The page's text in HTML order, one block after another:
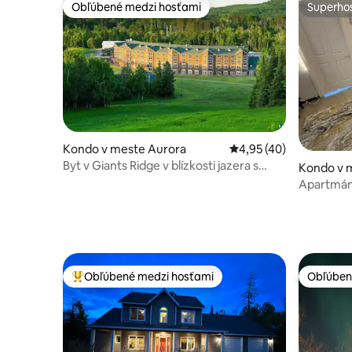
Obľúbené medzi hosťami
Obľúbené medzi hosťami
Kondo v meste Aurora Priemerné
4,95 (40)
Byt v Giants Ridge v blízkosti jazera s
Kondo v
Najobľúbenejšie medzi hosťami
Obľúbené medzi hosťami